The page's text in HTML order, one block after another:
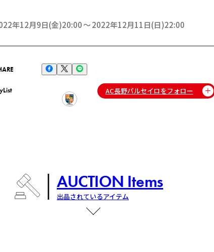
年12月9日(金)20:00 2022年12月11日(日)22:00
AC長野パルセイロをフォロー
AUCTION Items
出品されているアイテム